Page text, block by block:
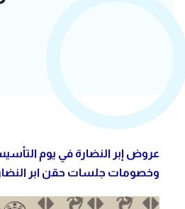
عروض إبر النضارة في يوم
وخصومات جلسات حقن ابر النضارة